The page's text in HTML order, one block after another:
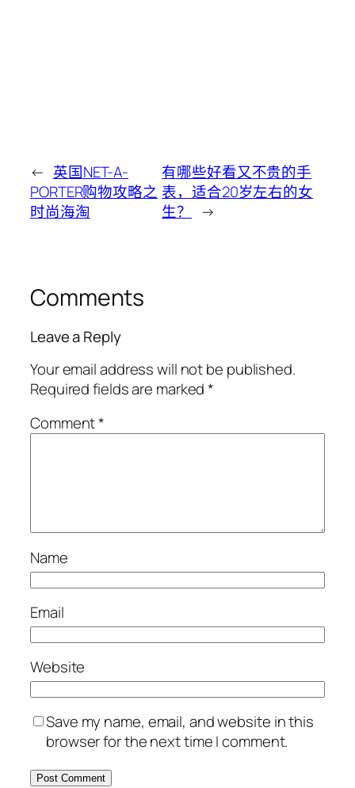
← 英国NET-A-
PORTER购物攻略之
时尚海淘
有哪些好看又不贵的手
表，适合20岁左右的女
生？
→
Comments
Leave a Reply
Your email address will not be published.
Required fields are marked*
Comment*
Name
Email
Website
Save my name, email, and website in this
browser for the next time I comment.